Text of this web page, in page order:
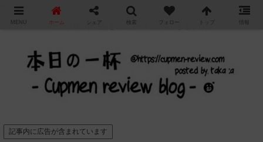
カップ麺の新商品をレビュー / アレンジするブログ
記事内に広告が含まれています
MENU ホーム シェア 検索 フォロー トップ 情報